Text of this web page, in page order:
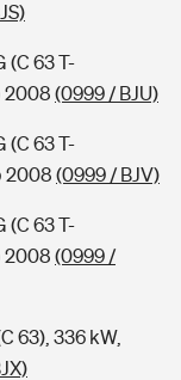
(C 63 T-
2008 (0999 / BJU)
(C 63 T-
2008 (0999 / BJV)
(C 63 T-
2008 (0999 /
63), 336 kW,